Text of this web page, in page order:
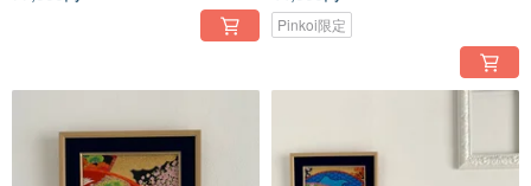
Pinkoi限定